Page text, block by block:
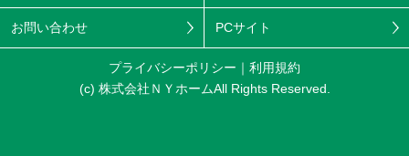
お問い合わせ PCサイト
プライバシーポリシー
利用規約
(c) 株式会社ＮＹホームAll Rights Reserved.